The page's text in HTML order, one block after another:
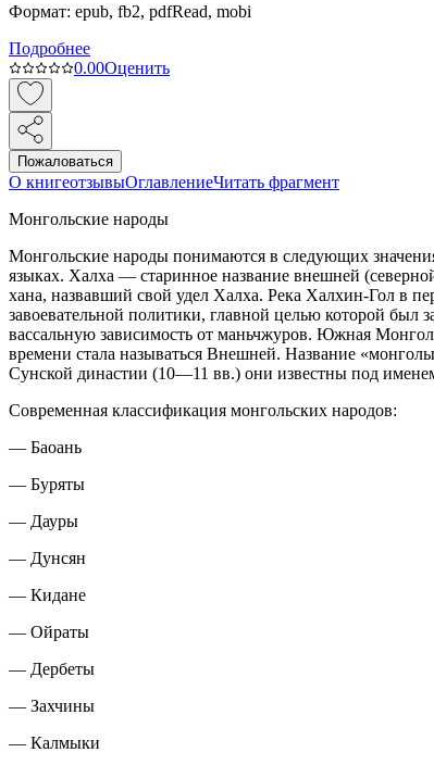
Формат: epub, fb2, pdfRead, mobi
Подробнее
0.00Оценить
Пожаловаться
О книгеотзывыОглавлениеЧитать фрагмент
Монгольские народы
Монгольские народы понимаются в следующих
языках. Халха — старинное название внешней
хана, назвавший свой удел Халха. Река Халхин-Гол в
завоевательной по­литики, главной целью которой был
вассальную зависимость от мань­чжуров. Южная
времени стала называться Внешней. Название
Сунской династии (10—11 вв.) они известны под
Современная классификация монгольских народов:
— Баоань
— Буряты
— Дауры
— Дунсян
— Кидане
— Ойраты
— Дербеты
— Захчины
— Калмыки